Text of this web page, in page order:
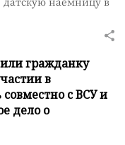
гражданку
в
с ВСУ и
дело о